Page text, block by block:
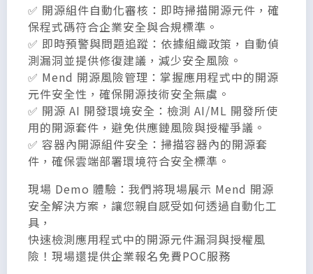
✅ 開源組件自動化審核：即時掃描開源元件，確
保程式碼符合企業安全與合規標準。
✅ 即時預警與問題追蹤：依據組織政策，自動偵
測漏洞並提供修復建議，減少安全風險。
✅ Mend 開源風險管理：掌握應用程式中的開源
元件安全性，確保開源技術安全無虞。
✅ 開源 AI 開發環境安全：檢測 AI/ML 開發所使
用的開源套件，避免供應鏈風險與授權爭議。
✅ 容器內開源組件安全：掃描容器內的開源套
件，確保雲端部署環境符合安全標準。
現場 Demo 體驗：我們將現場展示 Mend 開源
安全解決方案，讓您親自感受如何透過自動化工
具，
快速檢測應用程式中的開源元件漏洞與授權風
險！現場還提供企業報名免費POC服務